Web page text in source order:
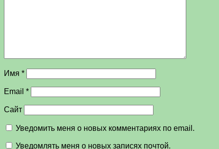
Имя *
Email *
Сайт
Уведомить меня о новых комментариях по email.
Уведомлять меня о новых записях почтой.